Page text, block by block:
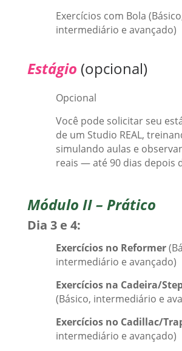
Exercícios com Bola
intermediário e avançado)
Estágio (opcional)
Opcional
Você pode solicitar seu
de um Studio REAL,
simulando aulas e
reais — até 90 dias depois
Módulo II – Prático
Dia 3 e 4:
Exercícios no Reformer
intermediário e avançado)
Exercícios na Cadeira/
(Básico, intermediário e
Exercícios no Cadillac/
intermediário e avançado)